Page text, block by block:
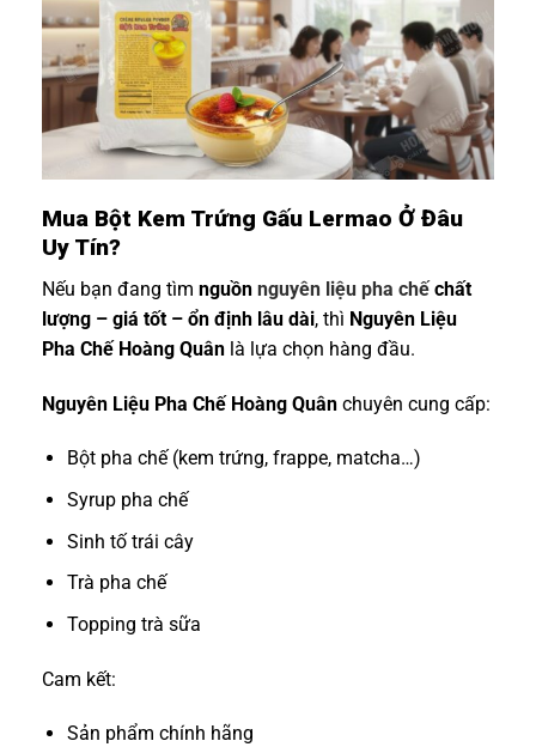
Mua Bột Kem Trứng Gấu Lermao Ở Đâu
Uy Tín?
Nếu bạn đang tìm nguồn nguyên liệu pha chếchất
lượng – giá tốt – ổn định lâu dài, thì Nguyên Liệu
Pha Chế Hoàng Quân là lựa chọn hàng đầu.
Nguyên Liệu Pha Chế Hoàng Quân chuyên cung cấp:
Bột pha chế (kem trứng, frappe, matcha…)
Syrup pha chế
Sinh tố trái cây
Trà pha chế
Topping trà sữa
Cam kết:
Sản phẩm chính hãng